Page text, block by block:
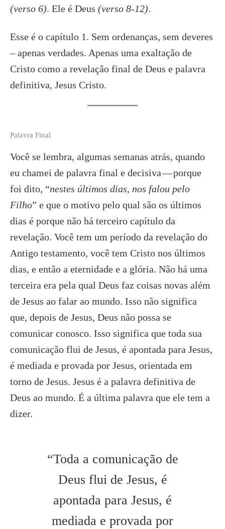
(verso 6). Ele é Deus (verso 8-12).
Esse é o capítulo 1. Sem ordenanças, sem deveres
– apenas verdades. Apenas uma exaltação de
Cristo como a revelação final de Deus e palavra
definitiva, Jesus Cristo.
Palavra Final
Você se lembra, algumas semanas atrás, quando
eu chamei de palavra final e decisiva — porque
foi dito, “nestes últimos dias, nos falou pelo
Filho” e que o motivo pelo qual são os últimos
dias é porque não há terceiro capítulo da
revelação. Você tem um período da revelação do
Antigo testamento, você tem Cristo nos últimos
dias, e então a eternidade e a glória. Não há uma
terceira era pela qual Deus faz coisas novas além
de Jesus ao falar ao mundo. Isso não significa
que, depois de Jesus, Deus não possa se
comunicar conosco. Isso significa que toda sua
comunicação flui de Jesus, é apontada para Jesus,
é mediada e provada por Jesus, orientada em
torno de Jesus. Jesus é a palavra definitiva de
Deus ao mundo. É a última palavra que ele tem a
dizer.
“Toda a comunicação de
Deus flui de Jesus, é
apontada para Jesus, é
mediada e provada por